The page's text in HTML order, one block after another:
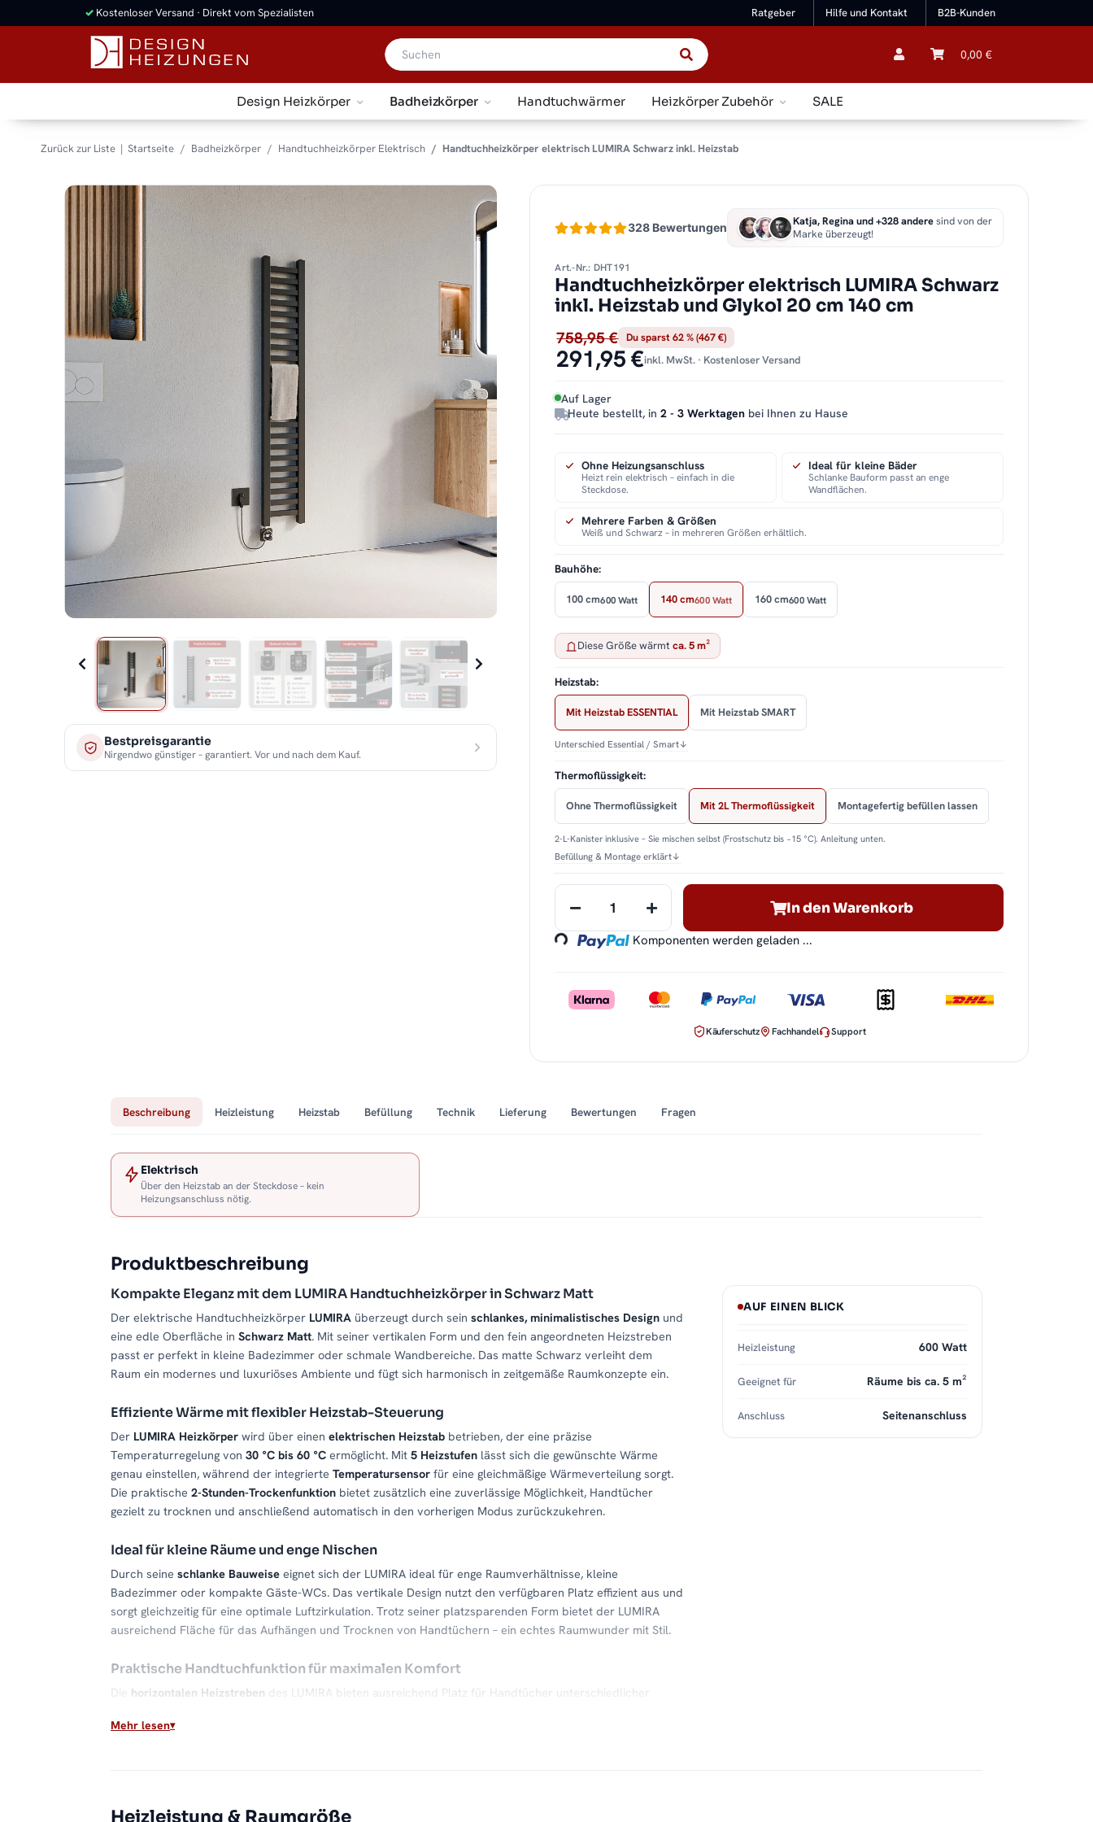
Ratgeber Hilfe und Kontakt B2B-Kunden
✓ Kostenloser Versand · Direkt vom Spezialisten
0,00 €
Design Heizkörper Badheizkörper Handtuchwärmer Heizkörper Zubehör SALE
Zurück zur Liste Startseite Badheizkörper Handtuchheizkörper Elektrisch Handtuchheizkörper elektrisch LUMIRA Schwarz inkl. Heizstab
Bestpreisgarantie
Nirgendwo günstiger – garantiert. Vor und nach dem Kauf.
328 Bewertungen Katja, Regina und +328 anderesind von der
Marke überzeugt!
Art.-Nr.: DHT191
Handtuchheizkörper elektrisch LUMIRA Schwarz
inkl. Heizstab und Glykol 20 cm 140 cm
758,95 € Du sparst 62 % (467 €)
291,95 €inkl. MwSt. · Kostenloser Versand
Auf Lager
Heute bestellt, in2 - 3 Werktagen bei Ihnen zu Hause
Ohne Heizungsanschluss
Heizt rein elektrisch – einfach in die
Steckdose.
Ideal für kleine Bäder
Schlanke Bauform passt an enge
Wandflächen.
Mehrere Farben & Größen
Weiß und Schwarz – in mehreren Größen erhältlich.
Bauhöhe:
100 cm600 Watt 140 cm600 Watt 160 cm600 Watt
Diese Größe wärmtca. 5 m²
Heizstab:
Mit Heizstab ESSENTIAL Mit Heizstab SMART
Unterschied Essential / Smart↓
Thermoflüssigkeit:
Ohne Thermoflüssigkeit Mit 2L Thermoflüssigkeit Montagefertig befüllen lassen
2-L-Kanister inklusive – Sie mischen selbst (Frostschutz bis −15 °C). Anleitung unten.
Befüllung & Montage erklärt↓
In den Warenkorb
Loading... Komponenten werden geladen ...
Käuferschutz Fachhandel Support
Beschreibung Heizleistung Heizstab Befüllung Technik Lieferung Bewertungen Fragen
Elektrisch
Über den Heizstab an der Steckdose – kein
Heizungsanschluss nötig.
Produktbeschreibung
Kompakte Eleganz mit dem LUMIRA Handtuchheizkörper in Schwarz Matt
Der elektrische Handtuchheizkörper LUMIRA überzeugt durch sein schlankes, minimalistisches Design und
eine edle Oberfläche in Schwarz Matt. Mit seiner vertikalen Form und den fein angeordneten Heizstreben
passt er perfekt in kleine Badezimmer oder schmale Wandbereiche. Das matte Schwarz verleiht dem
Raum ein modernes und luxuriöses Ambiente und fügt sich harmonisch in zeitgemäße Raumkonzepte ein.
Effiziente Wärme mit flexibler Heizstab-Steuerung
Der LUMIRA Heizkörper wird über einen elektrischen Heizstab betrieben, der eine präzise
Temperaturregelung von 30 °C bis 60 °C ermöglicht. Mit 5 Heizstufen lässt sich die gewünschte Wärme
genau einstellen, während der integrierte Temperatursensor für eine gleichmäßige Wärmeverteilung sorgt.
Die praktische 2-Stunden-Trockenfunktion bietet zusätzlich eine zuverlässige Möglichkeit, Handtücher
gezielt zu trocknen und anschließend automatisch in den vorherigen Modus zurückzukehren.
Ideal für kleine Räume und enge Nischen
Durch seine schlanke Bauweise eignet sich der LUMIRA ideal für enge Raumverhältnisse, kleine
Badezimmer oder kompakte Gäste-WCs. Das vertikale Design nutzt den verfügbaren Platz effizient aus und
sorgt gleichzeitig für eine optimale Luftzirkulation. Trotz seiner platzsparenden Form bietet der LUMIRA
ausreichend Fläche für das Aufhängen und Trocknen von Handtüchern – ein echtes Raumwunder mit Stil.
Praktische Handtuchfunktion für maximalen Komfort
Die horizontalen Heizstreben des LUMIRA bieten ausreichend Platz für Handtücher unterschiedlicher
und bleiben stets angenehm warm. Die feine Anordnung der Streben ermöglicht ein einfaches Aufhängen
Die Oberfläche inSchwarz Mattverleiht dem LUMIRA Heizkörper einen modernen und zugleich zeitlosen
AUF EINEN BLICK
Heizleistung 600 Watt
Geeignet für Räume bis ca. 5 m²
Anschluss Seitenanschluss
Mehr lesen
Heizleistung & Raumgröße